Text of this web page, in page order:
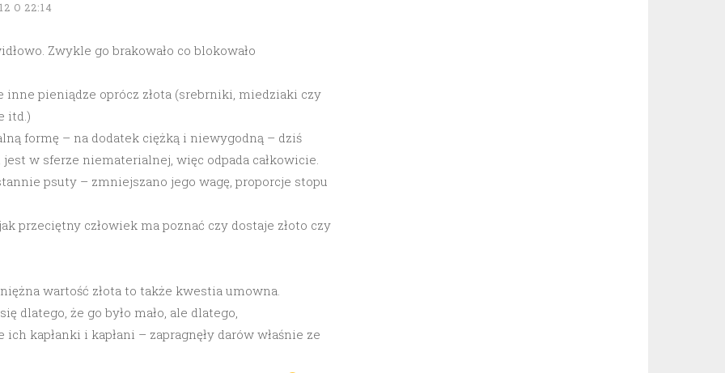
O 22:14
Zwykle go brakowało co blokowało
inne pieniądze oprócz złota (srebrniki, miedziaki czy
itd.)
formę – na dodatek ciężką i niewygodną – dziś
w sferze niematerialnej, więc odpada całkowicie.
psuty – zmniejszano jego wagę, proporcje stopu
przeciętny człowiek ma poznać czy dostaje złoto czy
wartość złota to także kwestia umowna.
dlatego, że go było mało, ale dlatego,
kapłanki i kapłani – zapragnęły darów właśnie ze